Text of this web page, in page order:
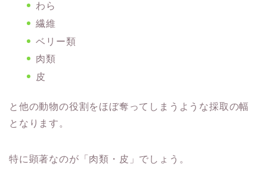
わら
繊維
ベリー類
肉類
皮
と他の動物の役割をほぼ奪ってしまうような採取の幅
となります。
特に顕著なのが「肉類・皮」でしょう。